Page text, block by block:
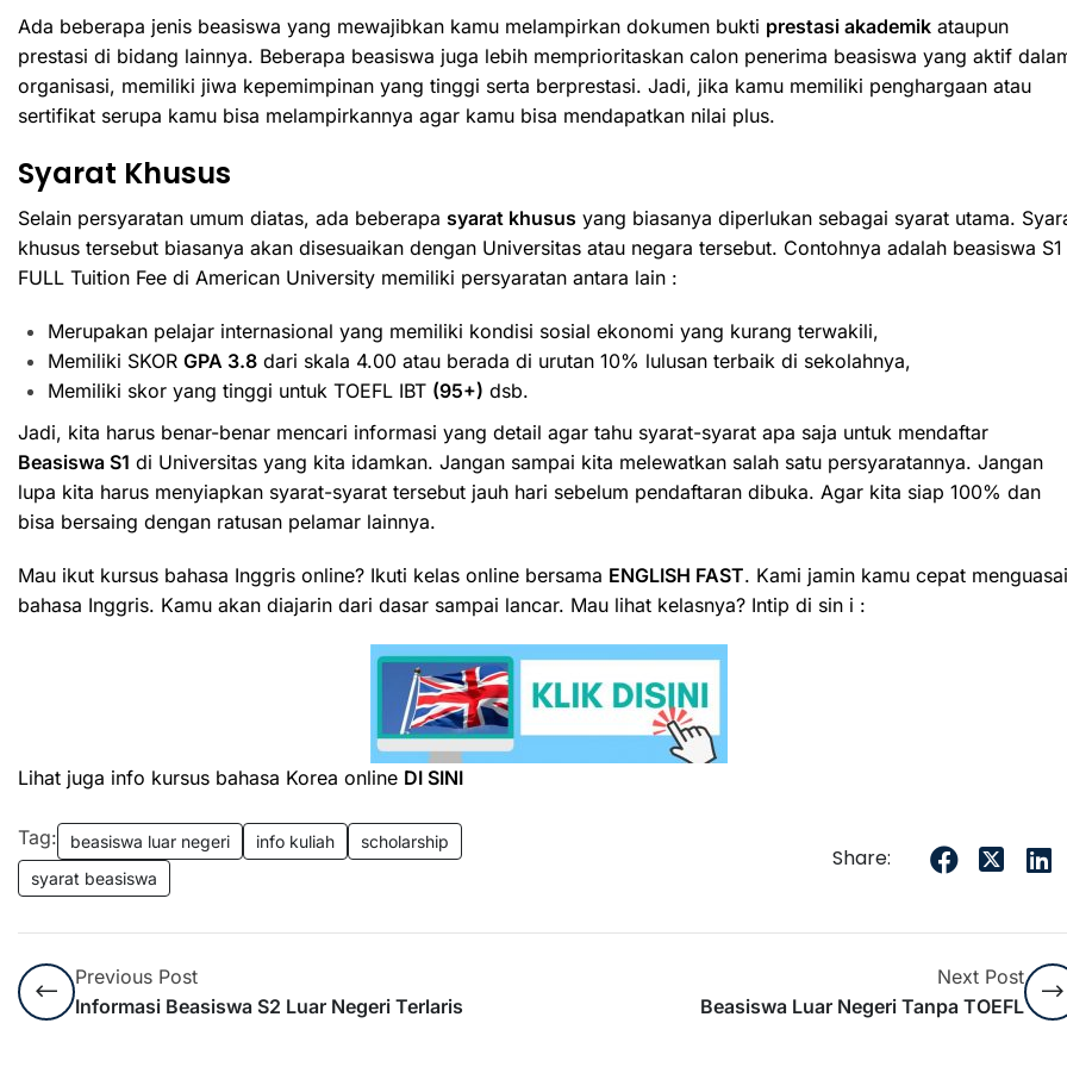
Ada beberapa jenis beasiswa yang mewajibkan kamu melampirkan dokumen bukti prestasi akademik ataupun
prestasi di bidang lainnya. Beberapa beasiswa juga lebih memprioritaskan calon penerima beasiswa yang aktif
organisasi, memiliki jiwa kepemimpinan yang tinggi serta berprestasi. Jadi, jika kamu memiliki penghargaan atau
sertifikat serupa kamu bisa melampirkannya agar kamu bisa mendapatkan nilai plus.
Syarat Khusus
Selain persyaratan umum diatas, ada beberapa syarat khusus yang biasanya diperlukan sebagai syarat utama.
khusus tersebut biasanya akan disesuaikan dengan Universitas atau negara tersebut. Contohnya adalah beasiswa S1
FULL Tuition Fee di American University memiliki persyaratan antara lain :
Merupakan pelajar internasional yang memiliki kondisi sosial ekonomi yang kurang terwakili,
Memiliki SKOR GPA 3.8 dari skala 4.00 atau berada di urutan 10% lulusan terbaik di sekolahnya,
Memiliki skor yang tinggi untuk TOEFL IBT (95+) dsb.
Jadi, kita harus benar-benar mencari informasi yang detail agar tahu syarat-syarat apa saja untuk mendaftar
Beasiswa S1 di Universitas yang kita idamkan. Jangan sampai kita melewatkan salah satu persyaratannya. Jangan
lupa kita harus menyiapkan syarat-syarat tersebut jauh hari sebelum pendaftaran dibuka. Agar kita siap 100% dan
bisa bersaing dengan ratusan pelamar lainnya.
Mau ikut kursus bahasa Inggris online? Ikuti kelas online bersama ENGLISH FAST. Kami jamin kamu cepat menguasai
bahasa Inggris. Kamu akan diajarin dari dasar sampai lancar. Mau lihat kelasnya? Intip di sin i :
Lihat juga info kursus bahasa Korea online DI SINI
Tag: beasiswa luar negeri info kuliah
scholarship
syarat beasiswa
Share:
Previous Post
Informasi Beasiswa S2 Luar Negeri Terlaris
Next Post
Beasiswa Luar Negeri Tanpa TOEFL